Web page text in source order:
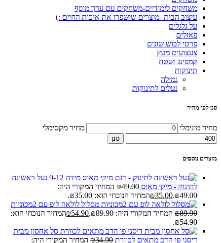
משחקים לימודיים-משחקים עם ערך מוסף
עיצוב הבית -מוצרים שישפרו את איכות החיים :)
על גלגלים
פאזלים
פרטי לבוש שונים
צעצועים מעץ
קמפינג ושטח
תינוקות
גמילה
נעלים לתינוקות
סנן לפי מחיר
מחיר מינימלי מחיר מקסימלי
סנן
מוצרים נוספים
נעל ראשונה
לתינוק - מיקי מאוס
₪49.00
המחיר המקורי היה:
₪49.00.
₪35.00
המחיר הנוכחי הוא: ₪35.00.
מסלול לולאה לופ עם 2מכוניות
₪89.90 המחיר המקורי היה: ₪89.90. ₪54.90
המחיר הנוכחי הוא:
₪54.90.
סל אחסון מבית
דיסני פו הדב מתאים לכוורת
₪34.90
המחיר המקורי היה: